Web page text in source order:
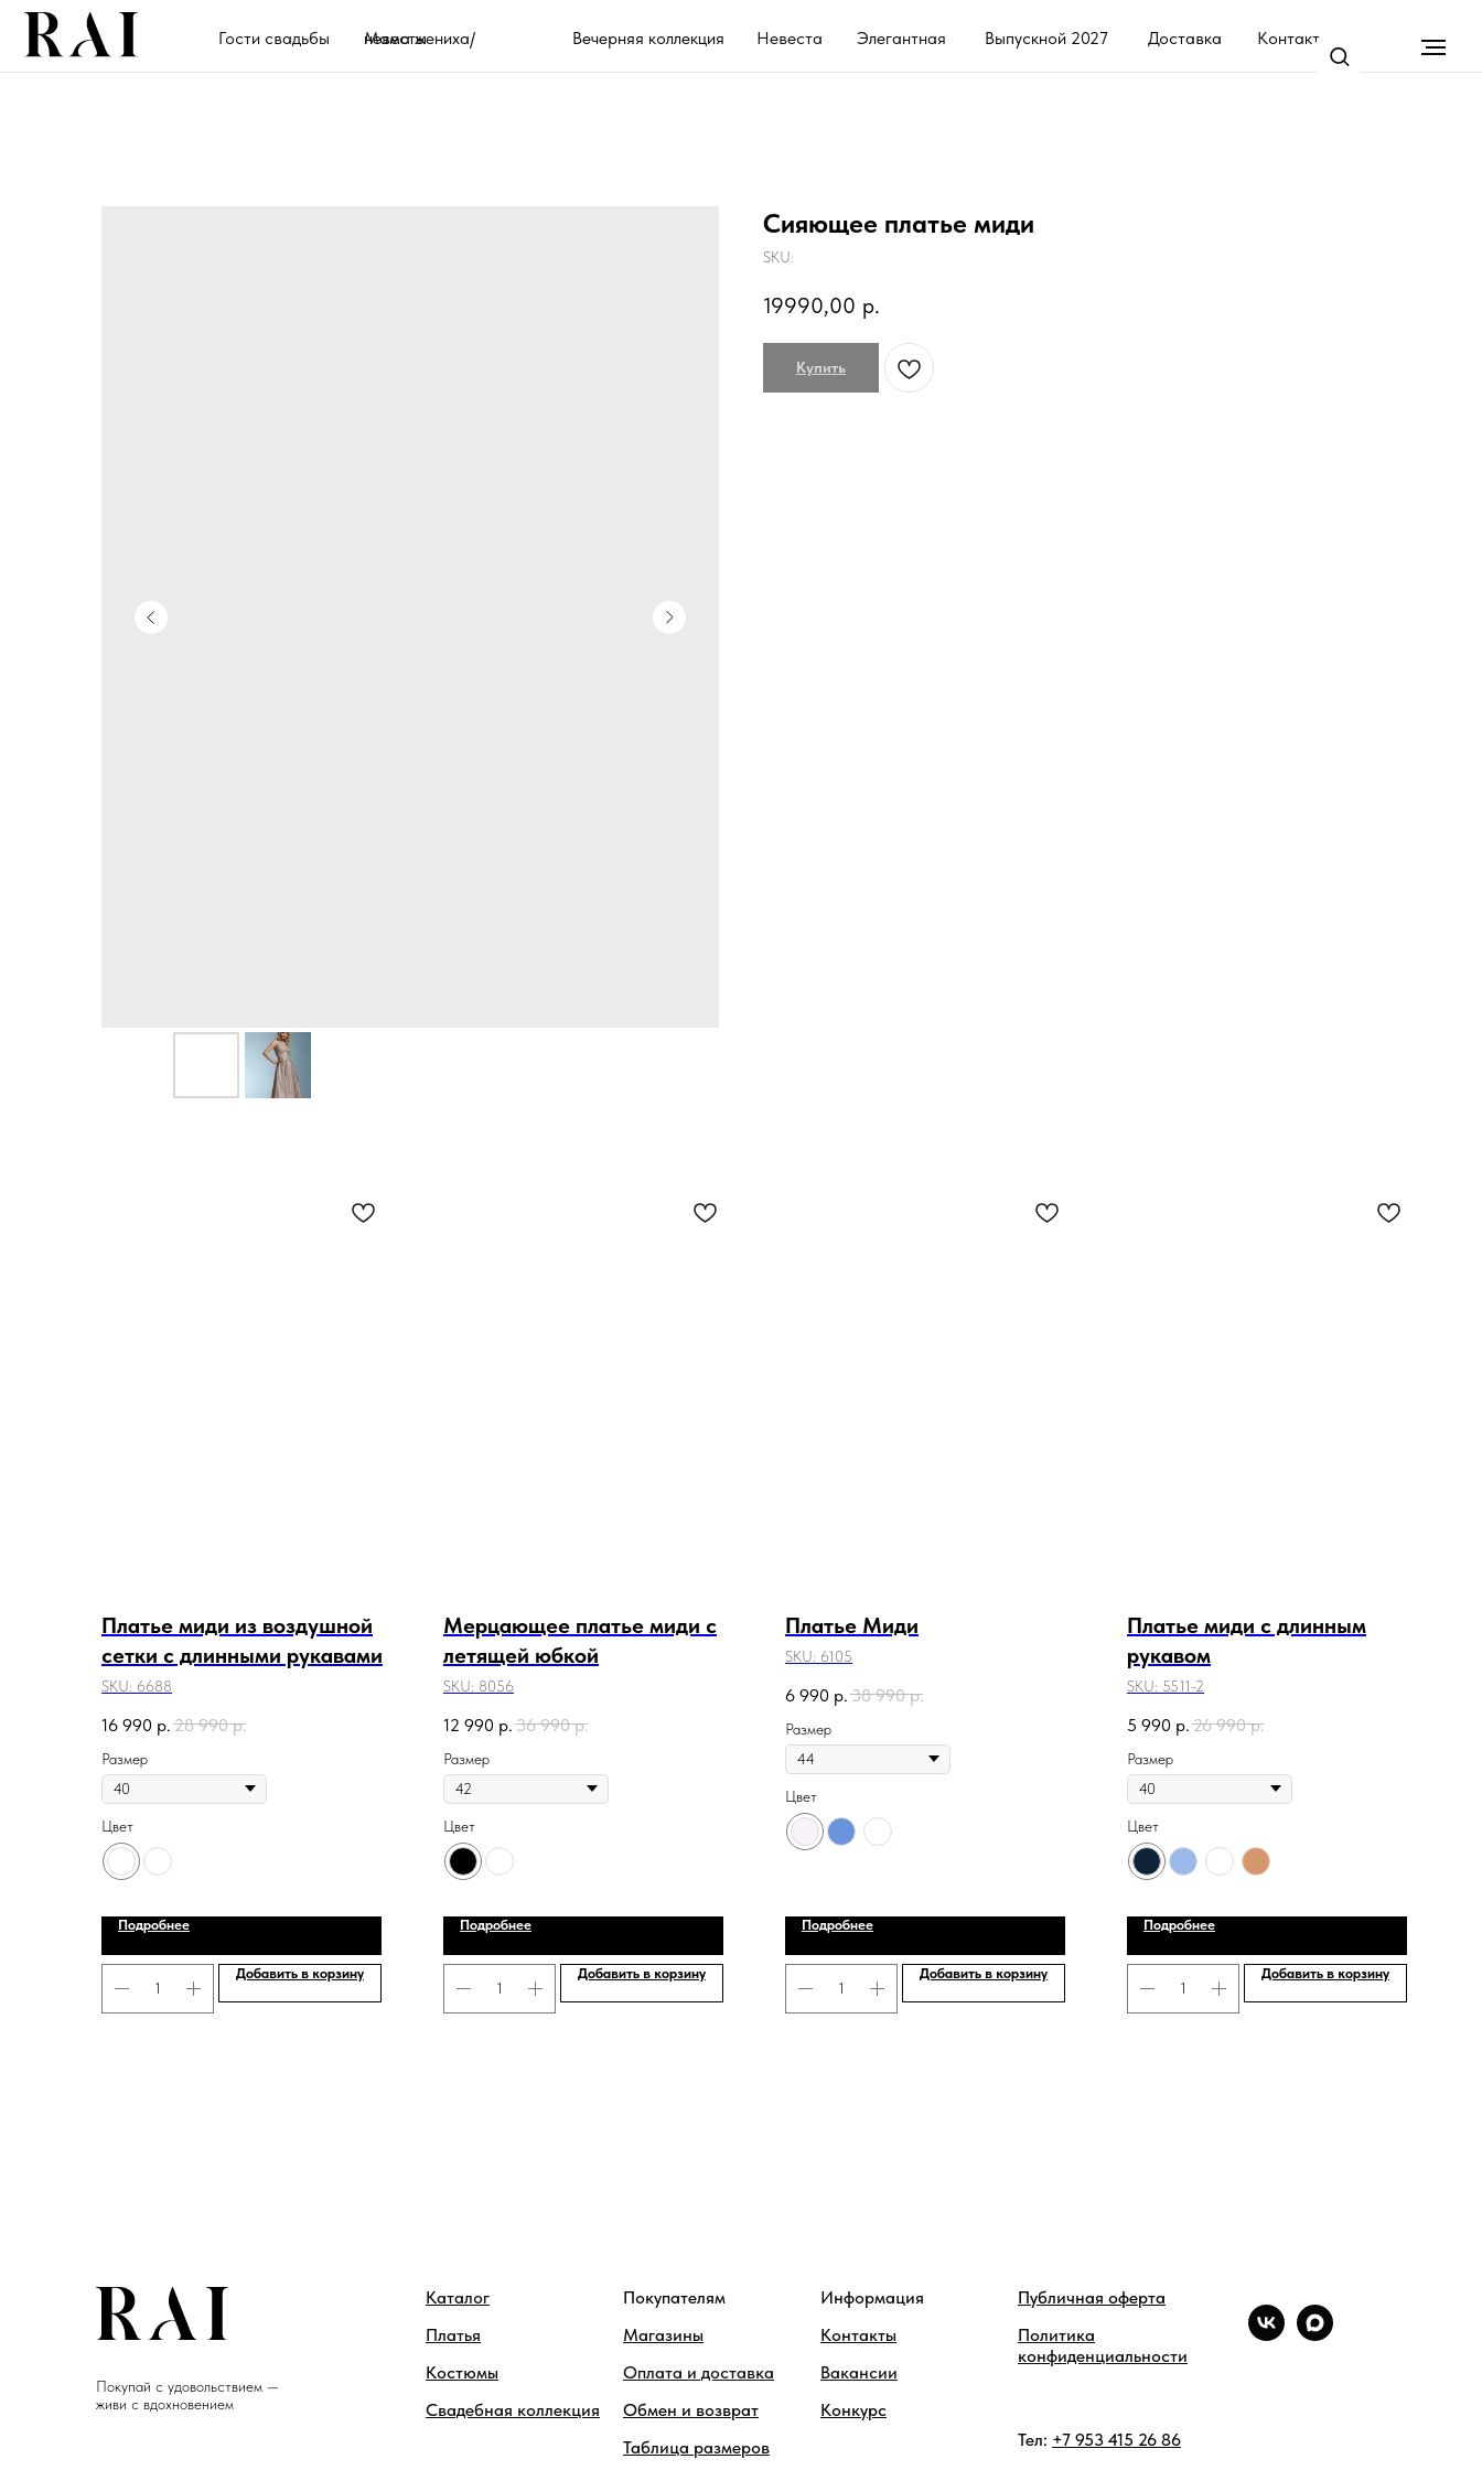
Доставка Контакты
Выпускной 2027
Элегантная
Невеста
Вечерняя коллекция
Мама жениха/невесты
Гости свадьбы
Сияющее платье миди
SKU:
19990,00 р.
Купить
Платье миди из воздушной
сетки с длинными рукавами
SKU: 6688
16 990 р. 28 990 р.
Размер
Цвет
Подробнее
Добавить в корзину
Мерцающее платье миди с
летящей юбкой
SKU: 8056
12 990 р. 36 990 р.
Размер
Цвет
Подробнее
Добавить в корзину
Платье Миди
SKU: 6105
6 990 р. 38 990 р.
Размер
Цвет
Подробнее
Добавить в корзину
Платье миди с длинным
рукавом
SKU: 5511-2
5 990 р. 26 990 р.
Размер
Цвет
Подробнее
Добавить в корзину
Покупай с удовольствием —
живи с вдохновением
Каталог
Платья
Костюмы
Свадебная коллекция
Покупателям
Магазины
Оплата и доставка
Обмен и возврат
Таблица размеров
Информация
Контакты
Вакансии
Конкурс
Публичная оферта
Политика
конфиденциальности
Тел: +7 953 415 26 86